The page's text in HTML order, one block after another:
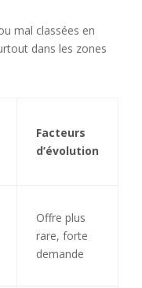
mal classées en
dans les zones
Facteurs
d’évolution
Offre plus
rare, forte
demande